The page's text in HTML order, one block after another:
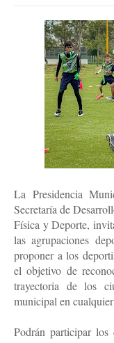
La Presidencia
Secretaría de
Física y Deporte,
las agrupaciones
proponer a los
el objetivo de
trayectoria de los
municipal en
Podrán participar los